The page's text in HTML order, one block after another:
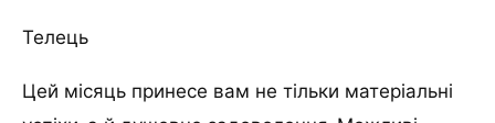
Телець
Цей місяць принесе вам не тільки матеріальні